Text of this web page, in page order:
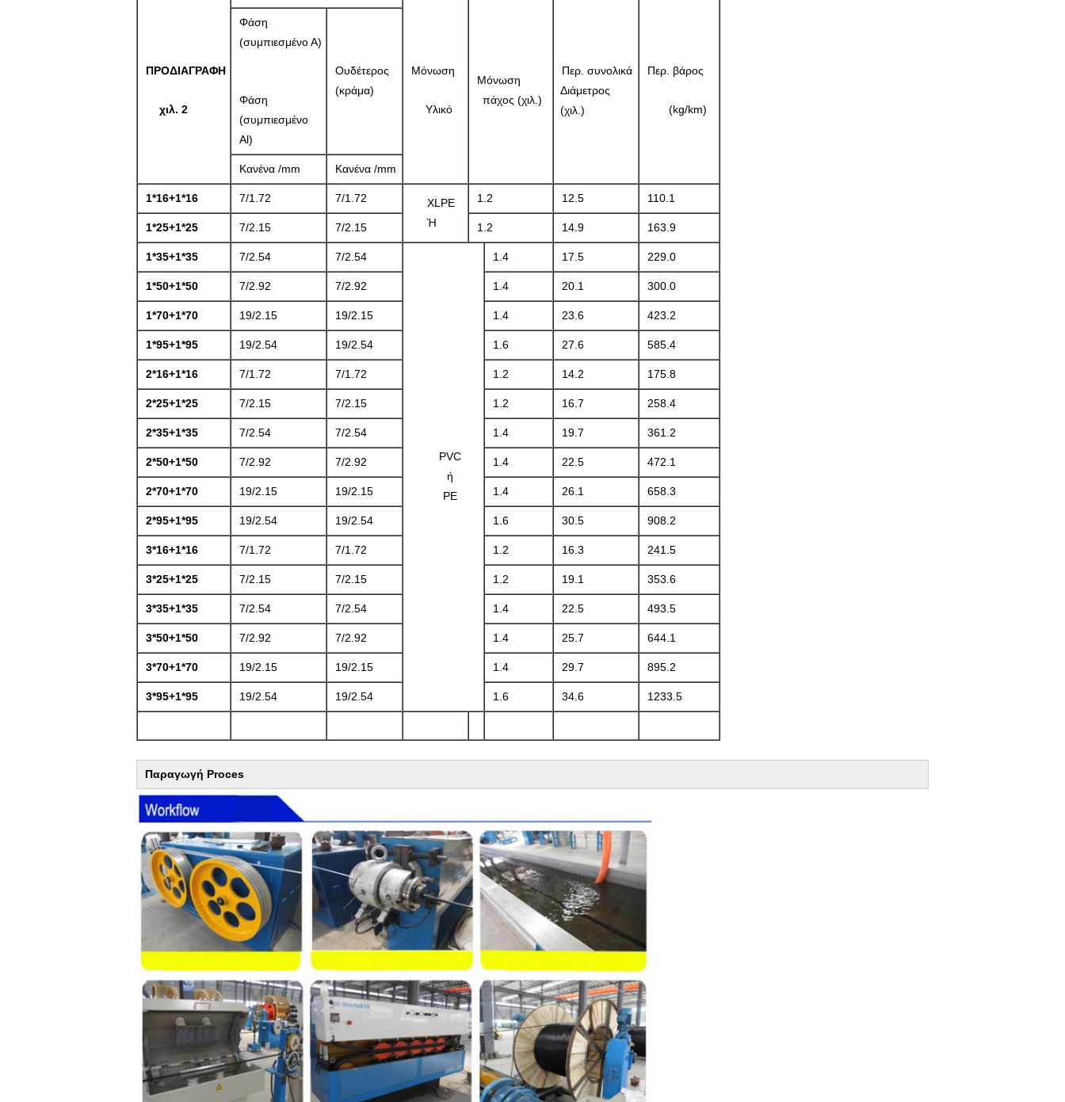
ΠΡΟΔΙΑΓΡΑΦΗ
χιλ. 2
Μόνωση
Υλικό
Μόνωση
πάχος (χιλ.)
Περ. συνολικά
Διάμετρος
(χιλ.)
Περ. βάρος
(kg/km)
Φάση
(συμπιεσμένο Α)
Φάση
(συμπιεσμένο
Al)
Ουδέτερος
(κράμα)
Κανένα /mm Κανένα /mm
1*16+1*16 7/1.72 7/1.72
XLPE
Ή
1.2 12.5 110.1
1*25+1*25 7/2.15 7/2.15 1.2 14.9 163.9
1*35+1*35 7/2.54 7/2.54
PVC
ή
PE
1.4 17.5 229.0
1*50+1*50 7/2.92 7/2.92 1.4 20.1 300.0
1*70+1*70 19/2.15 19/2.15 1.4 23.6 423.2
1*95+1*95 19/2.54 19/2.54 1.6 27.6 585.4
2*16+1*16 7/1.72 7/1.72 1.2 14.2 175.8
2*25+1*25 7/2.15 7/2.15 1.2 16.7 258.4
2*35+1*35 7/2.54 7/2.54 1.4 19.7 361.2
2*50+1*50 7/2.92 7/2.92 1.4 22.5 472.1
2*70+1*70 19/2.15 19/2.15 1.4 26.1 658.3
2*95+1*95 19/2.54 19/2.54 1.6 30.5 908.2
3*16+1*16 7/1.72 7/1.72 1.2 16.3 241.5
3*25+1*25 7/2.15 7/2.15 1.2 19.1 353.6
3*35+1*35 7/2.54 7/2.54 1.4 22.5 493.5
3*50+1*50 7/2.92 7/2.92 1.4 25.7 644.1
3*70+1*70 19/2.15 19/2.15 1.4 29.7 895.2
3*95+1*95 19/2.54 19/2.54 1.6 34.6 1233.5
Παραγωγή Proces